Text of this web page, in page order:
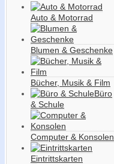
Auto & Motorrad
Blumen & Geschenke
Bücher, Musik & Film
Büro
& Schule
Computer & Konsolen
Eintrittskarten